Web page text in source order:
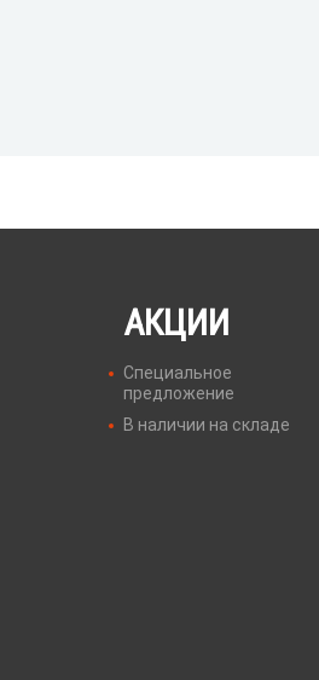
АКЦИИ
Специальное
предложение
В наличии на складе